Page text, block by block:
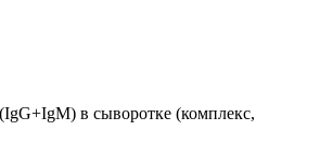
в сыворотке (комплекс,